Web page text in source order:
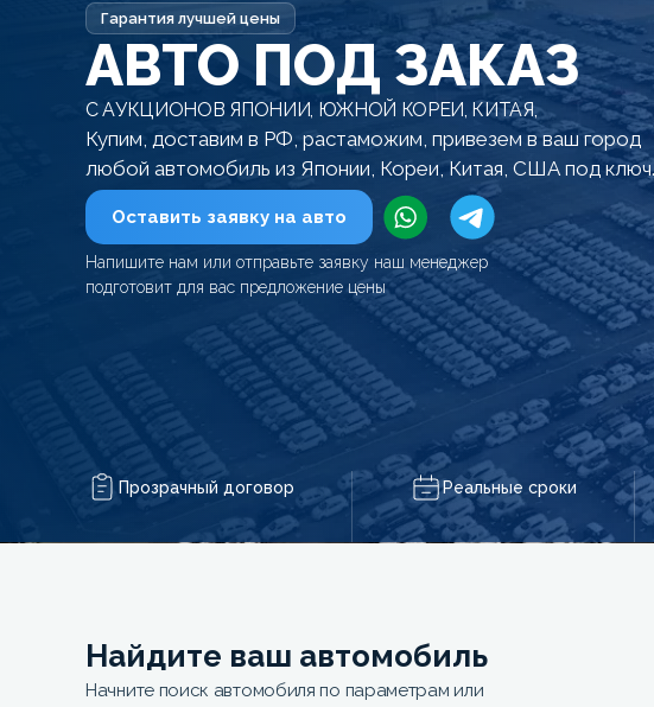
Гарантия лучшей цены
АВТО ПОД ЗАКАЗ
С АУКЦИОНОВ ЯПОНИИ, ЮЖНОЙ КОРЕИ, КИТАЯ,
Купим, доставим в РФ, растаможим, привезем в ваш город
любой автомобиль из Японии, Кореи, Китая, США под ключ.
Оставить заявку на авто
Напишите нам или отправьте заявку наш менеджер
подготовит для вас предложение цены
Прозрачный договор Реальные сроки
Найдите ваш автомобиль
Начните поиск автомобиля по параметрам или